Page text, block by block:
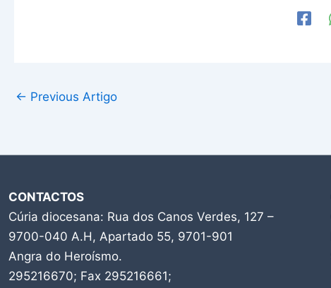
← Previous Artigo
CONTACTOS
Cúria diocesana: Rua dos Canos Verdes, 127 –
9700-040 A.H, Apartado 55, 9701-901
Angra do Heroísmo.
295216670; Fax 295216661;